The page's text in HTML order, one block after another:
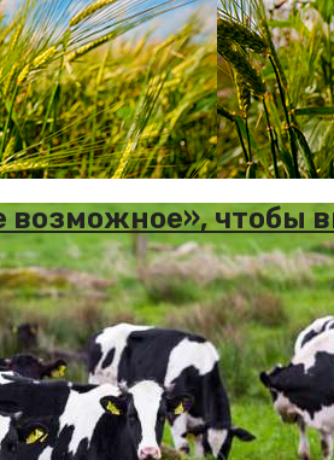
возможное», чтобы